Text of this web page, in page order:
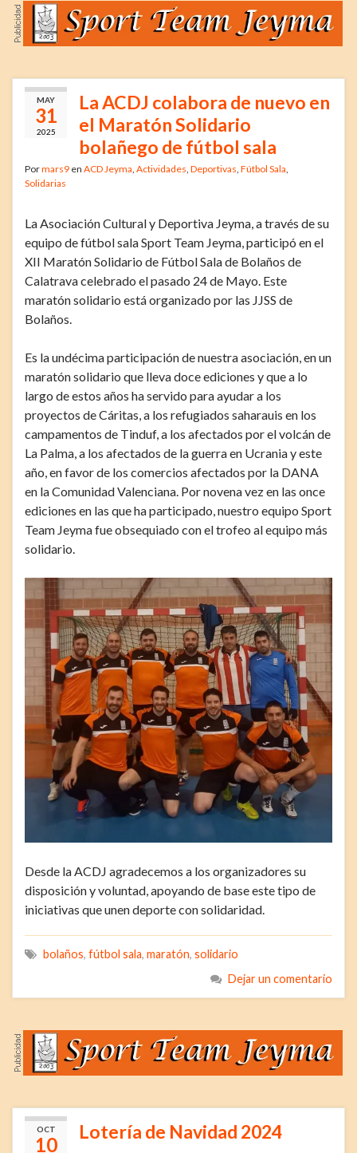
MAY
31
2025
La ACDJ colabora de nuevo en
el Maratón Solidario
bolañego de fútbol sala
Pormars9 en ACD Jeyma, Actividades, Deportivas, Fútbol Sala,
Solidarias
La Asociación Cultural y Deportiva Jeyma, a través de su
equipo de fútbol sala Sport Team Jeyma, participó en el
XII Maratón Solidario de Fútbol Sala de Bolaños de
Calatrava celebrado el pasado 24 de Mayo. Este
maratón solidario está organizado por las JJSS de
Bolaños.
Es la undécima participación de nuestra asociación, en un
maratón solidario que lleva doce ediciones y que a lo
largo de estos años ha servido para ayudar a los
proyectos de Cáritas, a los refugiados saharauis en los
campamentos de Tinduf, a los afectados por el volcán de
La Palma, a los afectados de la guerra en Ucrania y este
año, en favor de los comercios afectados por la DANA
en la Comunidad Valenciana. Por novena vez en las once
ediciones en las que ha participado, nuestro equipo Sport
Team Jeyma fue obsequiado con el trofeo al equipo más
solidario.
Desde la ACDJ agradecemos a los organizadores su
disposición y voluntad, apoyando de base este tipo de
iniciativas que unen deporte con solidaridad.
bolaños, fútbol sala, maratón, solidario
Dejar un comentario
OCT
10
Lotería de Navidad 2024